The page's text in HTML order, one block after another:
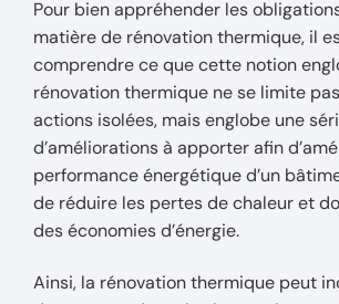
Pour bien appréhender les
matière de rénovation thermique, il
comprendre ce que cette notion
rénovation thermique ne se limite
actions isolées, mais englobe une
d’améliorations à apporter afin
performance énergétique d’un
de réduire les pertes de chaleur et
des économies d’énergie.
Ainsi, la rénovation thermique peut